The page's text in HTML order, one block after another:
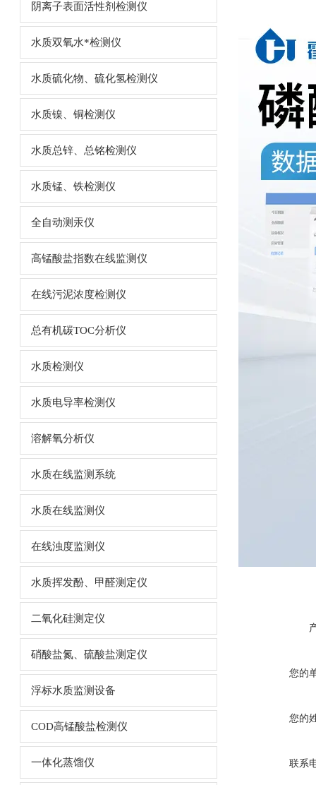
阴离子表面活性剂检测仪
水质双氧水*检测仪
水质硫化物、硫化氢检测仪
水质镍、铜检测仪
水质总锌、总铭检测仪
水质锰、铁检测仪
全自动测汞仪
高锰酸盐指数在线监测仪
在线污泥浓度检测仪
总有机碳TOC分析仪
水质检测仪
水质电导率检测仪
溶解氧分析仪
水质在线监测系统
水质在线监测仪
在线浊度监测仪
水质挥发酚、甲醛测定仪
二氧化硅测定仪
硝酸盐氮、硫酸盐测定仪
浮标水质监测设备
COD高锰酸盐检测仪
一体化蒸馏仪
您的
您的
联系